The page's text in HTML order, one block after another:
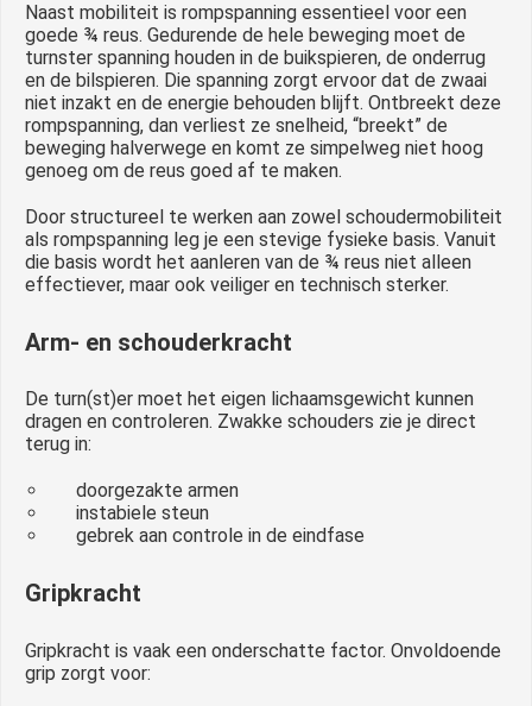
Naast mobiliteit is rompspanning essentieel voor een
goede ¾ reus. Gedurende de hele beweging moet de
turnster spanning houden in de buikspieren, de onderrug
en de bilspieren. Die spanning zorgt ervoor dat de zwaai
niet inzakt en de energie behouden blijft. Ontbreekt deze
rompspanning, dan verliest ze snelheid, “breekt” de
beweging halverwege en komt ze simpelweg niet hoog
genoeg om de reus goed af te maken.
Door structureel te werken aan zowel schoudermobiliteit
als rompspanning leg je een stevige fysieke basis. Vanuit
die basis wordt het aanleren van de ¾ reus niet alleen
effectiever, maar ook veiliger en technisch sterker.
Arm- en schouderkracht
De turn(st)er moet het eigen lichaamsgewicht kunnen
dragen en controleren. Zwakke schouders zie je direct
terug in:
doorgezakte armen
instabiele steun
gebrek aan controle in de eindfase
Gripkracht
Gripkracht is vaak een onderschatte factor. Onvoldoende
grip zorgt voor: